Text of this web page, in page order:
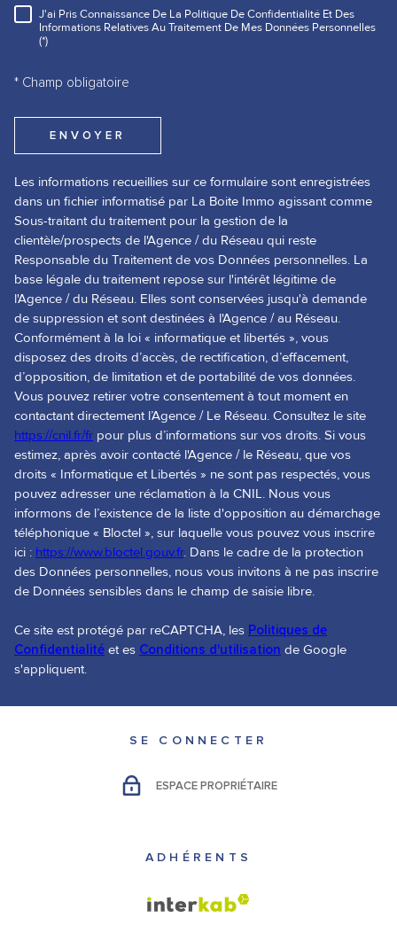
RÈGLEMENTATION
J'ai Pris Connaissance De La Politique De Confidentialité Et Des
Informations Relatives Au Traitement De Mes Données Personnelles
(*)
* Champ obligatoire
ENVOYER
Les informations recueillies sur ce formulaire sont enregistrées
dans un fichier informatisé par La Boite Immo agissant comme
Sous-traitant du traitement pour la gestion de la
clientèle/prospects de l'Agence / du Réseau qui reste
Responsable du Traitement de vos Données personnelles. La
base légale du traitement repose sur l'intérêt légitime de
l'Agence / du Réseau. Elles sont conservées jusqu'à demande
de suppression et sont destinées à l'Agence / au Réseau.
Conformément à la loi « informatique et libertés », vous
disposez des droits d’accès, de rectification, d’effacement,
d’opposition, de limitation et de portabilité de vos données.
Vous pouvez retirer votre consentement à tout moment en
contactant directement l’Agence / Le Réseau. Consultez le site
https://cnil.fr/fr pour plus d’informations sur vos droits. Si vous
estimez, après avoir contacté l'Agence / le Réseau, que vos
droits « Informatique et Libertés » ne sont pas respectés, vous
pouvez adresser une réclamation à la CNIL. Nous vous
informons de l’existence de la liste d'opposition au démarchage
téléphonique « Bloctel », sur laquelle vous pouvez vous inscrire
ici : https://www.bloctel.gouv.fr. Dans le cadre de la protection
des Données personnelles, nous vous invitons à ne pas inscrire
de Données sensibles dans le champ de saisie libre.
Ce site est protégé par reCAPTCHA, les Politiques de
Confidentialité et es Conditions d'utilisation de Google
s'appliquent.
SE CONNECTER
ESPACE PROPRIÉTAIRE
ADHÉRENTS